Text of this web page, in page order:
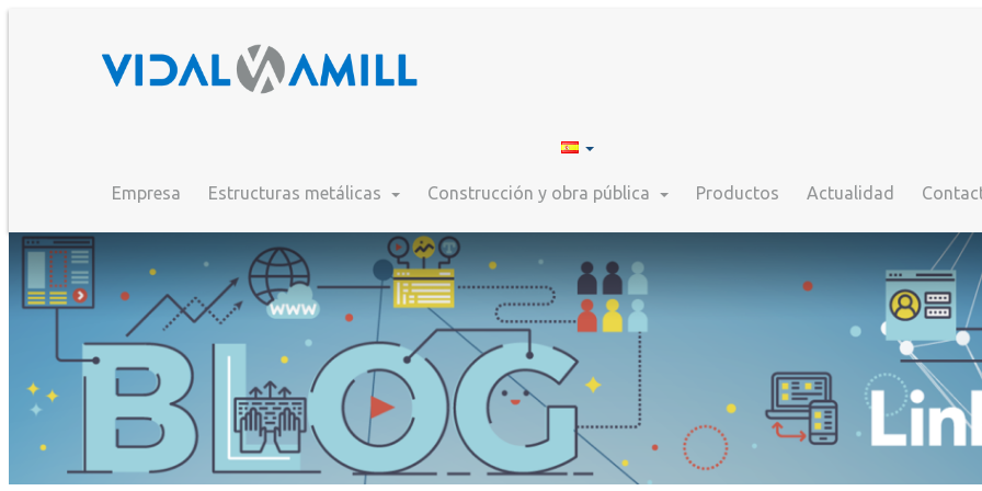
Empresa Estructuras metálicas Construcción y obra pública Productos Actualidad